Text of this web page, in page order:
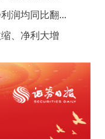
润均同比翻...
、净利大增